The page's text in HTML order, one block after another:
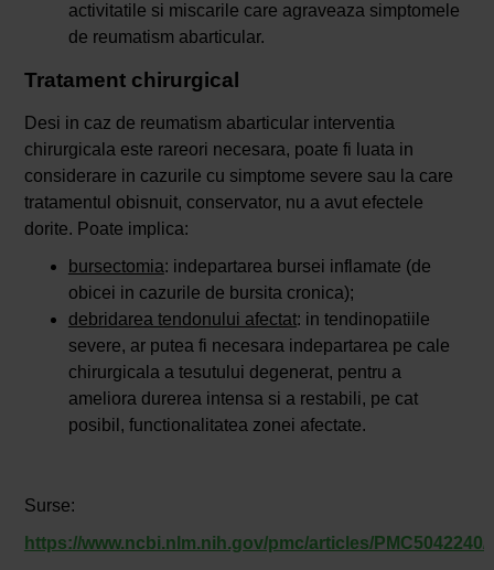
activitatile si miscarile care agraveaza simptomele
de reumatism abarticular.
Tratament chirurgical
Desi in caz de reumatism abarticular interventia
chirurgicala este rareori necesara, poate fi luata in
considerare in cazurile cu simptome severe sau la care
tratamentul obisnuit, conservator, nu a avut efectele
dorite. Poate implica:
bursectomia: indepartarea bursei inflamate (de
obicei in cazurile de bursita cronica);
debridarea tendonului afectat: in tendinopatiile
severe, ar putea fi necesara indepartarea pe cale
chirurgicala a tesutului degenerat, pentru a
ameliora durerea intensa si a restabili, pe cat
posibil, functionalitatea zonei afectate.
Surse:
https://www.ncbi.nlm.nih.gov/pmc/articles/PMC5042240/